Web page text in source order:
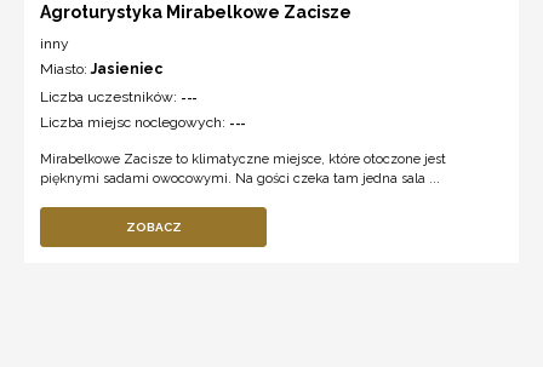
Agroturystyka Mirabelkowe Zacisze
inny
Miasto:Jasieniec
Liczba uczestników: ---
Liczba miejsc noclegowych: ---
Mirabelkowe Zacisze to klimatyczne miejsce, które otoczone jest
pięknymi sadami owocowymi. Na gości czeka tam jedna sala ...
ZOBACZ